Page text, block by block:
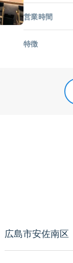
営業時間
特徴
広島市安佐南区